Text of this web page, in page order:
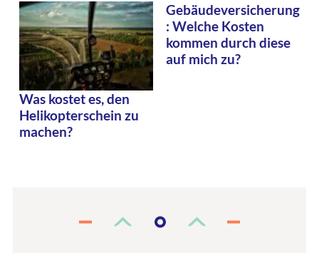
Was kostet es, den
Helikopterschein zu
machen?
Gebäudeversicherung
: Welche Kosten
kommen durch diese
auf mich zu?